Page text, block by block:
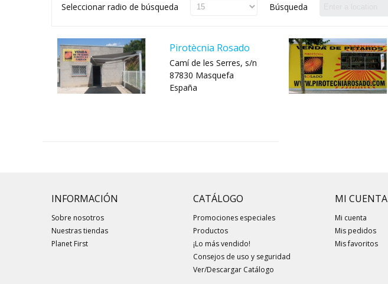
Seleccionar radio de búsqueda Búsqueda
Pirotècnia Rosado
Camí de les Serres, s/n
87830 Masquefa
España
INFORMACIÓN
Sobre nosotros
Nuestras tiendas
Planet First
CATÁLOGO
Promociones especiales
Productos
¡Lo más vendido!
Consejos de uso y seguridad
Ver/Descargar Catálogo
MI CUENTA
Mi cuenta
Mis pedidos
Mis favoritos